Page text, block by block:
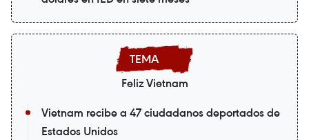
Feliz Vietnam
Vietnam recibe a 47 ciudadanos deportados de
Estados Unidos